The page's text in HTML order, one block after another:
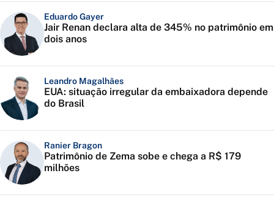
Eduardo Gayer
Jair Renan declara alta de 345% no patrimônio em
dois anos
Leandro Magalhães
EUA: situação irregular da embaixadora depende
do Brasil
Ranier Bragon
Patrimônio de Zema sobe e chega a R$ 179
milhões